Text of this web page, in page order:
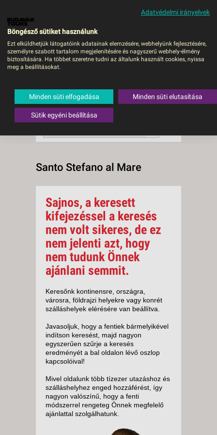
MENÜ
Santo Stefano al Mare
megfelelő utazásttaláltunk.
A keresővel tovább szűkítheti a
találati listát!
RENDEZÉS:
Santo Stefano al Mare
Sajnos, a keresett
kifejezéssel a keresés
nem volt sikeres, de ez
nem jelenti azt, hogy
nem tudunk Önnek
ajánlani semmit.
Keresőnk kontinensre, országra,
városra, földrajzi helyekre vagy konrét
szálláshelyek elérésére van beállítva.
Javasoljuk, hogy a fentiek bármelyikével
indítson keresést, majd nagyon
egyszerűen szűrje a keresés
eredményét a bal oldalon lévő oszlop
kapcsolóival!
Mivel oldalunk több tízezer utazáshoz és
szálláshelyhez enged hozzáférést, így
nagyon valószínű, hogy a fenti
módszerrel rengeteg Önnek megfelelő
ajánlattal szolgálhatunk.
Adatvédelmi irányelvek
Böngésző sütiket használunk
Ezt elküldhetjük látogatóink adatainak elemzésére, webhelyünk fejlesztésére,
személyre szabott tartalom megjelenítésére és nagyszerű webhely-élmény
biztosítására. Ha többet szeretne tudni az általunk használt cookies, nyissa
meg a beállításokat.
Minden süti elfogadása Minden süti elutasítása
Sütik egyéni beállítása